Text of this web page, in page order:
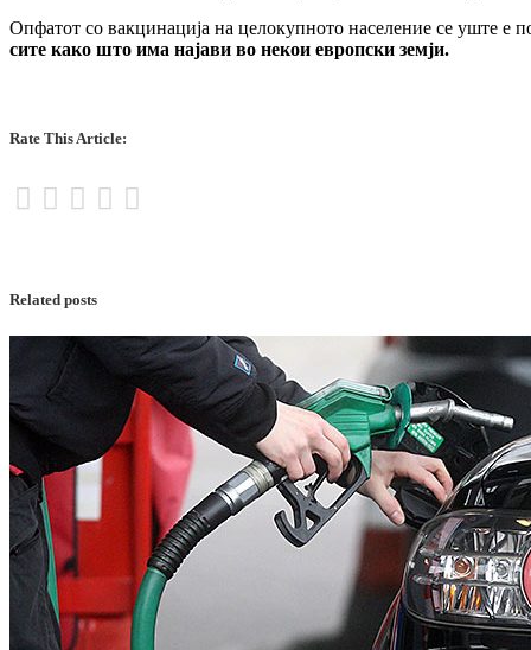
Опфатот со вакцинација на целокупното население се уште е
сите како што има најави во некои европски земји.
Rate This Article:
Related posts